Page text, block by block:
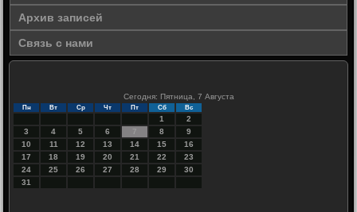
Архив записей
Связь с нами
Сегодня: Пятница, 7 Августа
Пн Вт Ср Чт Пт Сб Вс
1
2
3
4 5 6 7 8
9
10
11 12 13 14 15
16
17
18 19 20 21 22
23
24
25 26 27 28 29
30
31